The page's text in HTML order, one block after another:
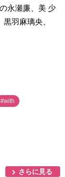
永瀬廉、美 少
羽麻璃央、
#with
さらに見る